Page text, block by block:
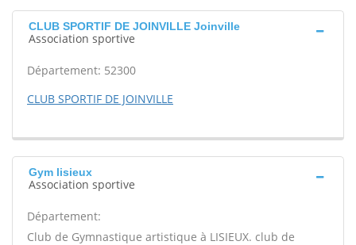
CLUB SPORTIF DE JOINVILLE Joinville
Association sportive
Département: 52300
CLUB SPORTIF DE JOINVILLE
Gym lisieux
Association sportive
Département:
Club de Gymnastique artistique à LISIEUX. club de